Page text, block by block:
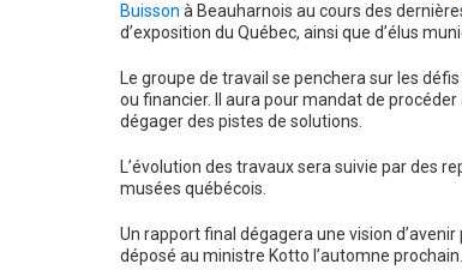
Buisson à Beauharnois au cours des
d’exposition du Québec, ainsi que d’élus
Le groupe de travail se penchera sur les
ou financier. Il aura pour mandat de
dégager des pistes de solutions.
L’évolution des travaux sera suivie par des
musées québécois.
Un rapport final dégagera une vision
déposé au ministre Kotto l’automne prochain.